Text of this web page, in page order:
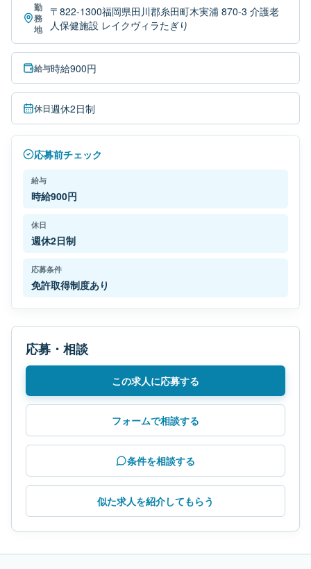
勤
務
地
〒822-1300福岡県田川郡糸田町木実浦 870-3 介護老
人保健施設 レイクヴィラたぎり
給与時給900円
休日週休2日制
応募前チェック
給与
時給900円
休日
週休2日制
応募条件
免許取得制度あり
応募・相談
この求人に応募する
フォームで相談する
条件を相談する
似た求人を紹介してもらう